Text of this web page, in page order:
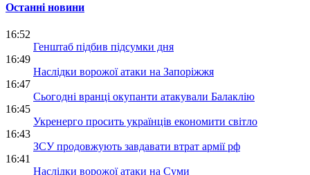
Останні новини
16:52
Генштаб підбив підсумки дня
16:49
Наслідки ворожої атаки на Запоріжжя
16:47
Сьогодні вранці окупанти атакували Балаклію
16:45
Укренерго просить українців економити світло
16:43
ЗСУ продовжують завдавати втрат армії рф
16:41
Наслідки ворожої атаки на Суми